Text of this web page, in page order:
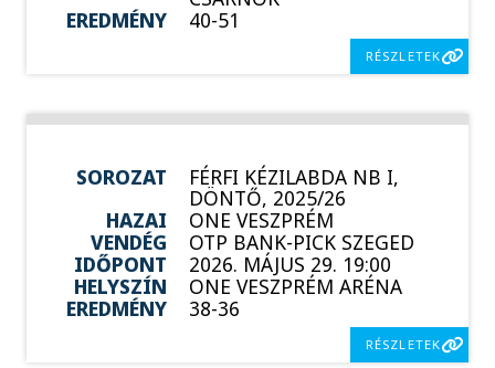
EREDMÉNY
40-51
RÉSZLETEK
SOROZAT FÉRFI KÉZILABDA NB I,
DÖNTŐ, 2025/26
HAZAI
ONE VESZPRÉM
VENDÉG
OTP BANK-PICK SZEGED
IDŐPONT
2026. MÁJUS 29. 19:00
HELYSZÍN
ONE VESZPRÉM ARÉNA
EREDMÉNY
38-36
RÉSZLETEK